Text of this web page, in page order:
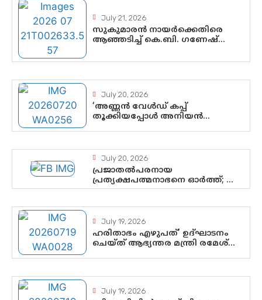
July 21, 2026
സുകുമാരൻ നായർക്കെതിരെ
ആഞ്ഞടിച്ച് കെ.ബി. ഗണേഷ്
പിന്തുണ
July 20, 2026
‘അണ്ണൻ വേൾഡ് കപ്പ്
തൂക്കിയപ്പോൾ അനിയൻ
വയസ്സുകാരൻ ചുണക്കുട്ടൻ
July 20, 2026
പ്രജാതൽപരനായ
പ്രത്യക്ഷപത്മനാഭനെ ഓർത്ത്; ശ്രീ
ചിത്തിര തിരുനാൾ
ദിനം ഇന്ന്
July 19, 2026
ഹരിതാഭം എഴുപത്’ ഉദ്ഘാടനം
ചെയ്ത് ആഭ്യന്തര മന്ത്രി രമേശ്
July 19, 2026